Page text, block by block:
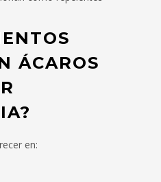
ÁCAROS
en: